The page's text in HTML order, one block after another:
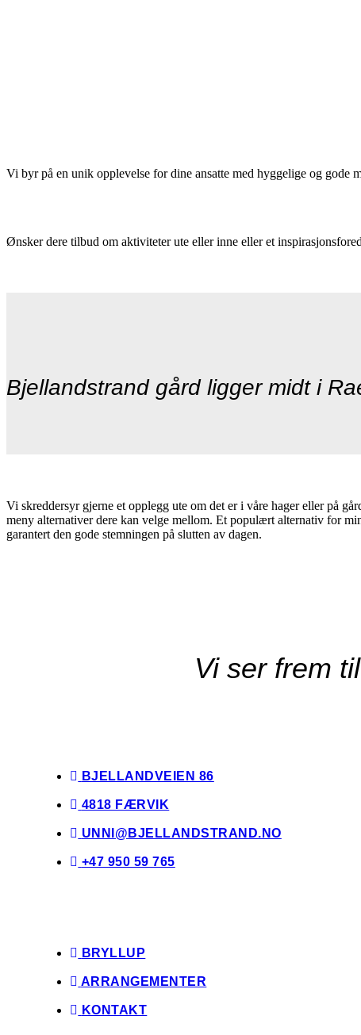
Vi byr på en unik opplevelse for dine ansatte med hyggelige og gode
Ønsker dere tilbud om aktiviteter ute eller inne eller et
Bjellandstrand gård ligger midt i
Vi skreddersyr gjerne et opplegg ute om det er i våre hager eller på
meny alternativer dere kan velge mellom. Et populært alternativ for
garantert den gode stemningen på slutten av dagen.
Vi ser frem
BJELLANDVEIEN 86
4818 FÆRVIK
UNNI@BJELLANDSTRAND.NO
+47 950 59 765
BRYLLUP
ARRANGEMENTER
KONTAKT